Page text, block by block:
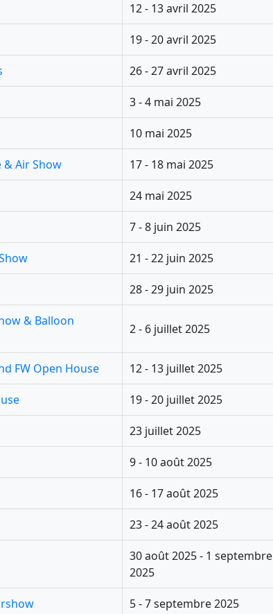
12 - 13 avril 2025
19 - 20 avril 2025
26 - 27 avril 2025
3 - 4 mai 2025
10 mai 2025
& Air Show 17 - 18 mai 2025
24 mai 2025
7 - 8 juin 2025
21 - 22 juin 2025
28 - 29 juin 2025
& Balloon
2 - 6 juillet 2025
FW Open House 12 - 13 juillet 2025
19 - 20 juillet 2025
23 juillet 2025
9 - 10 août 2025
16 - 17 août 2025
23 - 24 août 2025
30 août 2025 - 1 septembre
2025
5 - 7 septembre 2025